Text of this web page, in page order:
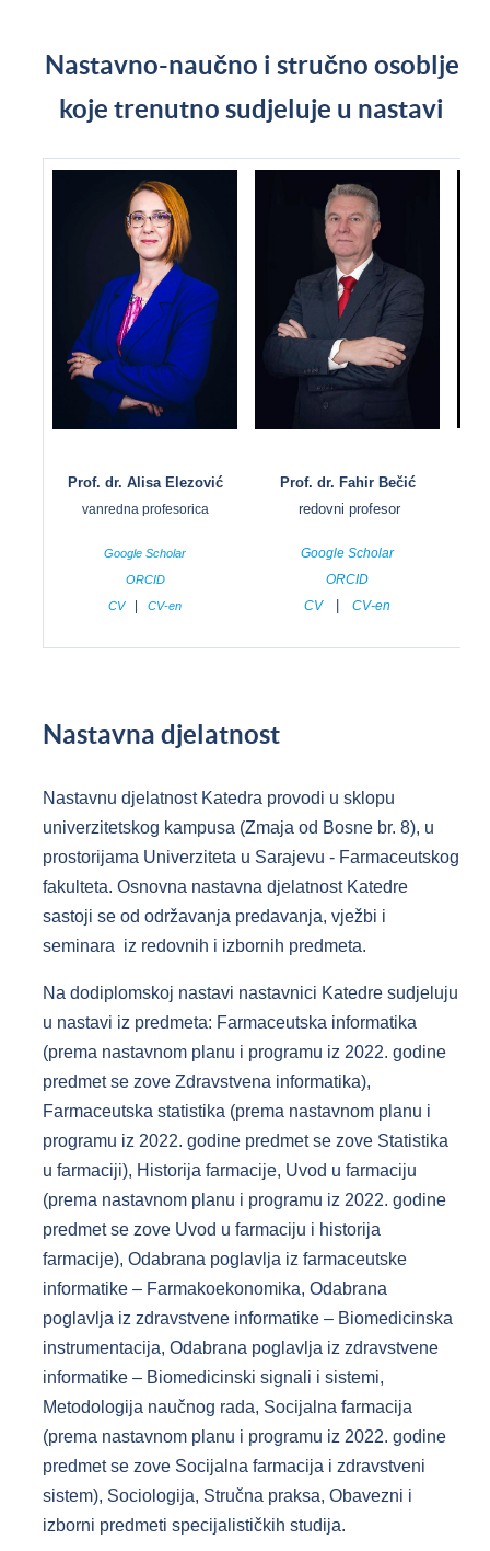
Nastavno-naučno i stručno osoblje
koje trenutno sudjeluje u nastavi
Prof. dr. Alisa Elezović
vanredna profesorica
Google Scholar
ORCID
CV| CV-en
Prof. dr. Fahir Bečić
redovni profesor
Google Scholar
ORCID
CV| CV-en
Nastavna djelatnost
Nastavnu djelatnost Katedra provodi u sklopu
univerzitetskog kampusa (Zmaja od Bosne br. 8), u
prostorijama Univerziteta u Sarajevu - Farmaceutskog
fakulteta. Osnovna nastavna djelatnost Katedre
sastoji se od održavanja predavanja, vježbi i
seminara iz redovnih i izbornih predmeta.
Na dodiplomskoj nastavi nastavnici Katedre sudjeluju
u nastavi iz predmeta: Farmaceutska informatika
(prema nastavnom planu i programu iz 2022. godine
predmet se zove Zdravstvena informatika),
Farmaceutska statistika (prema nastavnom planu i
programu iz 2022. godine predmet se zove Statistika
u farmaciji), Historija farmacije, Uvod u farmaciju
(prema nastavnom planu i programu iz 2022. godine
predmet se zove Uvod u farmaciju i historija
farmacije), Odabrana poglavlja iz farmaceutske
informatike – Farmakoekonomika, Odabrana
poglavlja iz zdravstvene informatike – Biomedicinska
instrumentacija, Odabrana poglavlja iz zdravstvene
informatike – Biomedicinski signali i sistemi,
Metodologija naučnog rada, Socijalna farmacija
(prema nastavnom planu i programu iz 2022. godine
predmet se zove Socijalna farmacija i zdravstveni
sistem), Sociologija, Stručna praksa, Obavezni i
izborni predmeti specijalističkih studija.